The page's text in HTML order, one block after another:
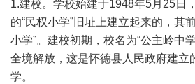
1.建校。学校始建于1948年5月25日
的“民权小学”旧址上建立起来的，其
小学”。建校初期，校名为“公主岭中
全境解放，这是怀德县人民政府建立
学。